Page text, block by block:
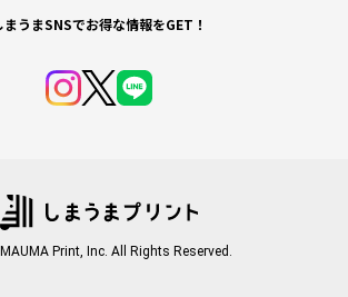
まうまSNSでお得な情報をGET！
Print, Inc. All Rights Reserved.